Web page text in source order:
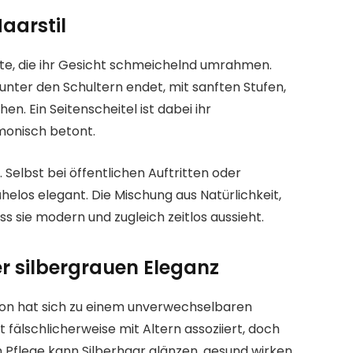
die ihr Gesicht schmeichelnd umrahmen.
den Schultern endet, mit sanften Stufen,
Ein Seitenscheitel ist dabei ihr
betont.
bei öffentlichen Auftritten oder
elegant. Die Mischung aus Natürlichkeit,
sie modern und zugleich zeitlos aussieht.
silbergrauen Eleganz
hat sich zu einem unverwechselbaren
mit Altern assoziiert, doch